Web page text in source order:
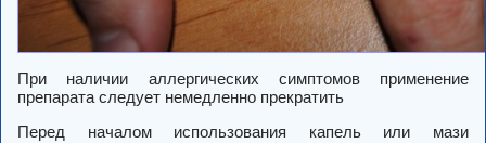
При наличии аллергических симптомов применение
препарата следует немедленно прекратить
Перед началом использования капель или мази